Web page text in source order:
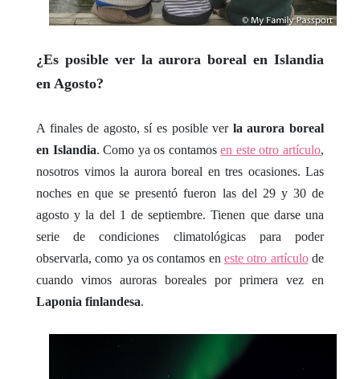
¿Es posible ver la aurora boreal en Islandia
en Agosto?
A finales de agosto, sí es posible ver la aurora boreal
en Islandia. Como ya os contamosen este otro artículo,
nosotros vimos la aurora boreal en tres ocasiones. Las
noches en que se presentó fueron las del 29 y 30 de
agosto y la del 1 de septiembre. Tienen que darse una
serie de condiciones climatológicas para poder
observarla, como ya os contamos en este otro artículode
cuando vimos auroras boreales por primera vez en
Laponia finlandesa.